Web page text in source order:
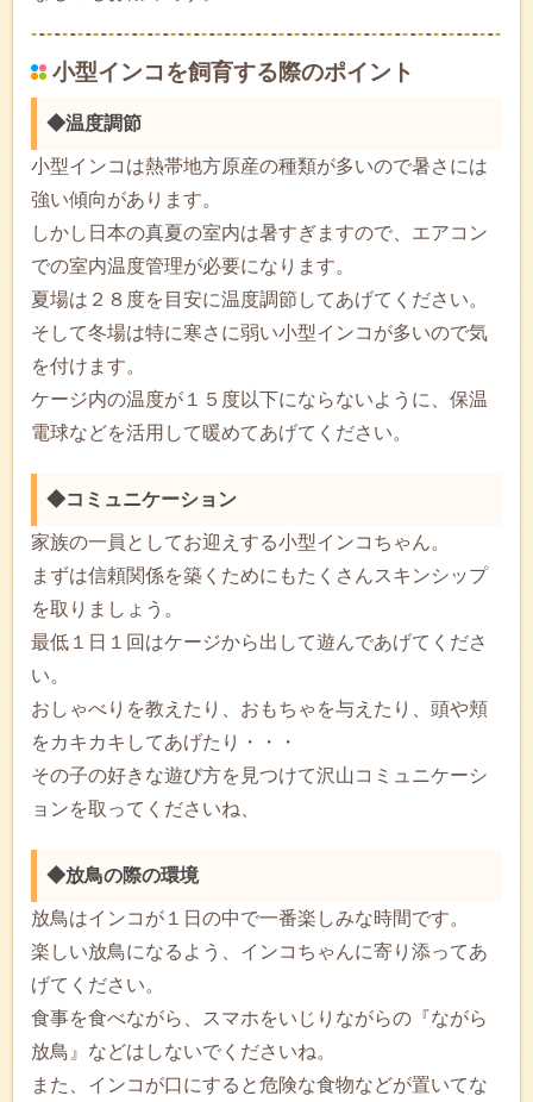
小型インコを飼育する際のポイント
◆温度調節
小型インコは熱帯地方原産の種類が多いので暑さには
強い傾向があります。
しかし日本の真夏の室内は暑すぎますので、エアコン
での室内温度管理が必要になります。
夏場は２８度を目安に温度調節してあげてください。
そして冬場は特に寒さに弱い小型インコが多いので気
を付けます。
ケージ内の温度が１５度以下にならないように、保温
電球などを活用して暖めてあげてください。
◆コミュニケーション
家族の一員としてお迎えする小型インコちゃん。
まずは信頼関係を築くためにもたくさんスキンシップ
を取りましょう。
最低１日１回はケージから出して遊んであげてくださ
い。
おしゃべりを教えたり、おもちゃを与えたり、頭や頬
をカキカキしてあげたり・・・
その子の好きな遊び方を見つけて沢山コミュニケーシ
ョンを取ってくださいね、
◆放鳥の際の環境
放鳥はインコが１日の中で一番楽しみな時間です。
楽しい放鳥になるよう、インコちゃんに寄り添ってあ
げてください。
食事を食べながら、スマホをいじりながらの『ながら
放鳥』などはしないでくださいね。
また、インコが口にすると危険な食物などが置いてな